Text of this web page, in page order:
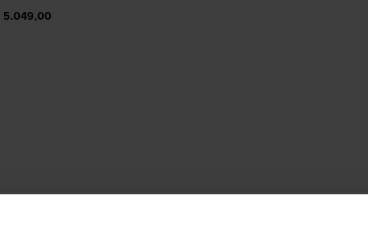
5.049,00